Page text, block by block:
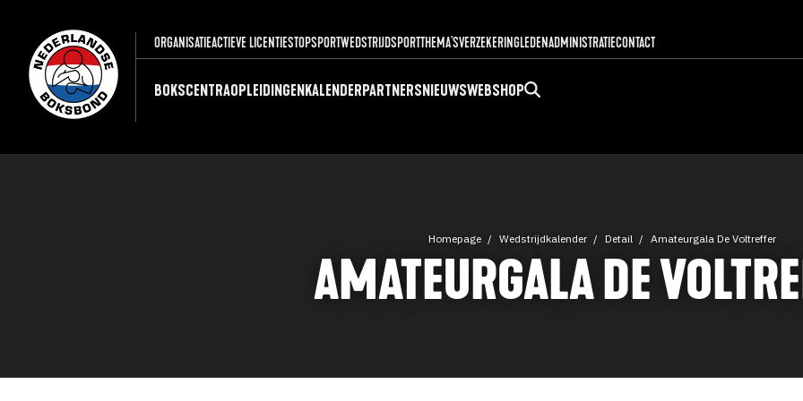
ORGANISATIEACTIEVE LICENTIESTOPSPORTWEDSTRIJDSPORTTHEMA'SVERZEKERINGLEDENADMINISTRATIECONTACT
BOKSCENTRAOPLEIDINGENKALENDERPARTNERSNIEUWSWEBSHOP
Homepage Wedstrijdkalender Detail Amateurgala De Voltreffer
AMATEURGALA DE